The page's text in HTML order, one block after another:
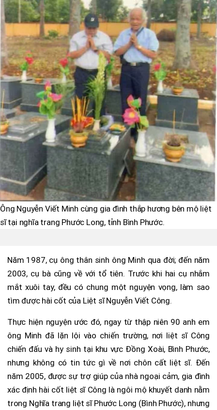
Ông Nguyễn Viết Minh cùng gia đình thắp hương bên mộ liệt
sĩ tại nghĩa trang Phước Long, tỉnh Bình Phước.
Năm 1987, cụ ông thân sinh ông Minh qua đời; đến năm
2003, cụ bà cũng về với tổ tiên. Trước khi hai cụ nhắm
mắt xuôi tay, đều có chung một nguyện vọng, làm sao
tìm được hài cốt của Liệt sĩ Nguyễn Viết Công.
Thực hiện nguyện ước đó, ngay từ thập niên 90 anh em
ông Minh đã lặn lội vào chiến trường, nơi liệt sĩ Công
chiến đấu và hy sinh tại khu vực Đồng Xoài, Bình Phước,
nhưng không có tin tức gì về nơi chôn cất liệt sĩ. Đến
năm 2005, được sự trợ giúp của nhà ngoại cảm, gia đình
xác định hài cốt liệt sĩ Công là ngôi mộ khuyết danh nằm
trong Nghĩa trang liệt sĩ Phước Long (Bình Phước), nhưng